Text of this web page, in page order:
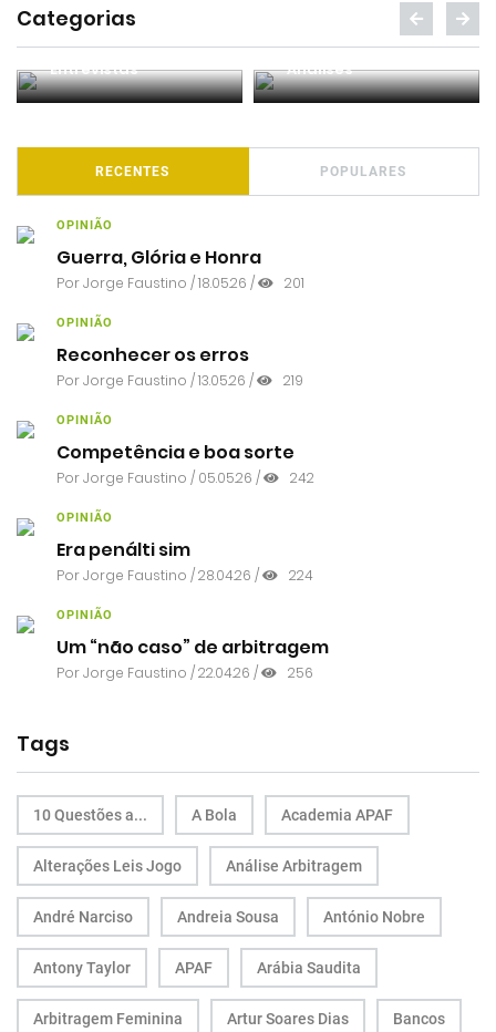
Categorias
Entrevistas Análises
RECENTES POPULARES
OPINIÃO
Guerra, Glória e Honra
PorJorge Faustino / 18.05.26 / 201
OPINIÃO
Reconhecer os erros
PorJorge Faustino / 13.05.26 / 219
OPINIÃO
Competência e boa sorte
PorJorge Faustino / 05.05.26 / 242
OPINIÃO
Era penálti sim
PorJorge Faustino / 28.04.26 / 224
OPINIÃO
Um “não caso” de arbitragem
PorJorge Faustino / 22.04.26 / 256
Tags
10 Questões a... A Bola Academia APAF
Alterações Leis Jogo Análise Arbitragem
André Narciso Andreia Sousa António Nobre
Antony Taylor APAF Arábia Saudita
Arbitragem Feminina Artur Soares Dias Bancos